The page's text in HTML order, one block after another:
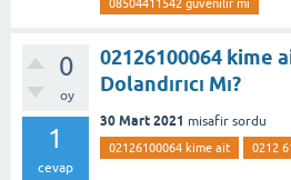
08504411542 guvenilir mi
0
oy
1
cevap
02126100064 kime
Dolandırıcı Mı?
30 Mart 2021 misafir sordu
02126100064 kime ait 0212